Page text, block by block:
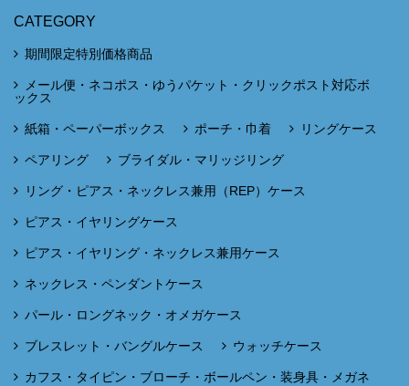
CATEGORY
期間限定特別価格商品
メール便・ネコポス・ゆうパケット・クリックポスト対応ボ
ックス
紙箱・ペーパーボックス ポーチ・巾着 リングケース
ペアリング ブライダル・マリッジリング
リング・ピアス・ネックレス兼用（REP）ケース
ピアス・イヤリングケース
ピアス・イヤリング・ネックレス兼用ケース
ネックレス・ペンダントケース
パール・ロングネック・オメガケース
ブレスレット・バングルケース ウォッチケース
カフス・タイピン・ブローチ・ボールペン・装身具・メガネ